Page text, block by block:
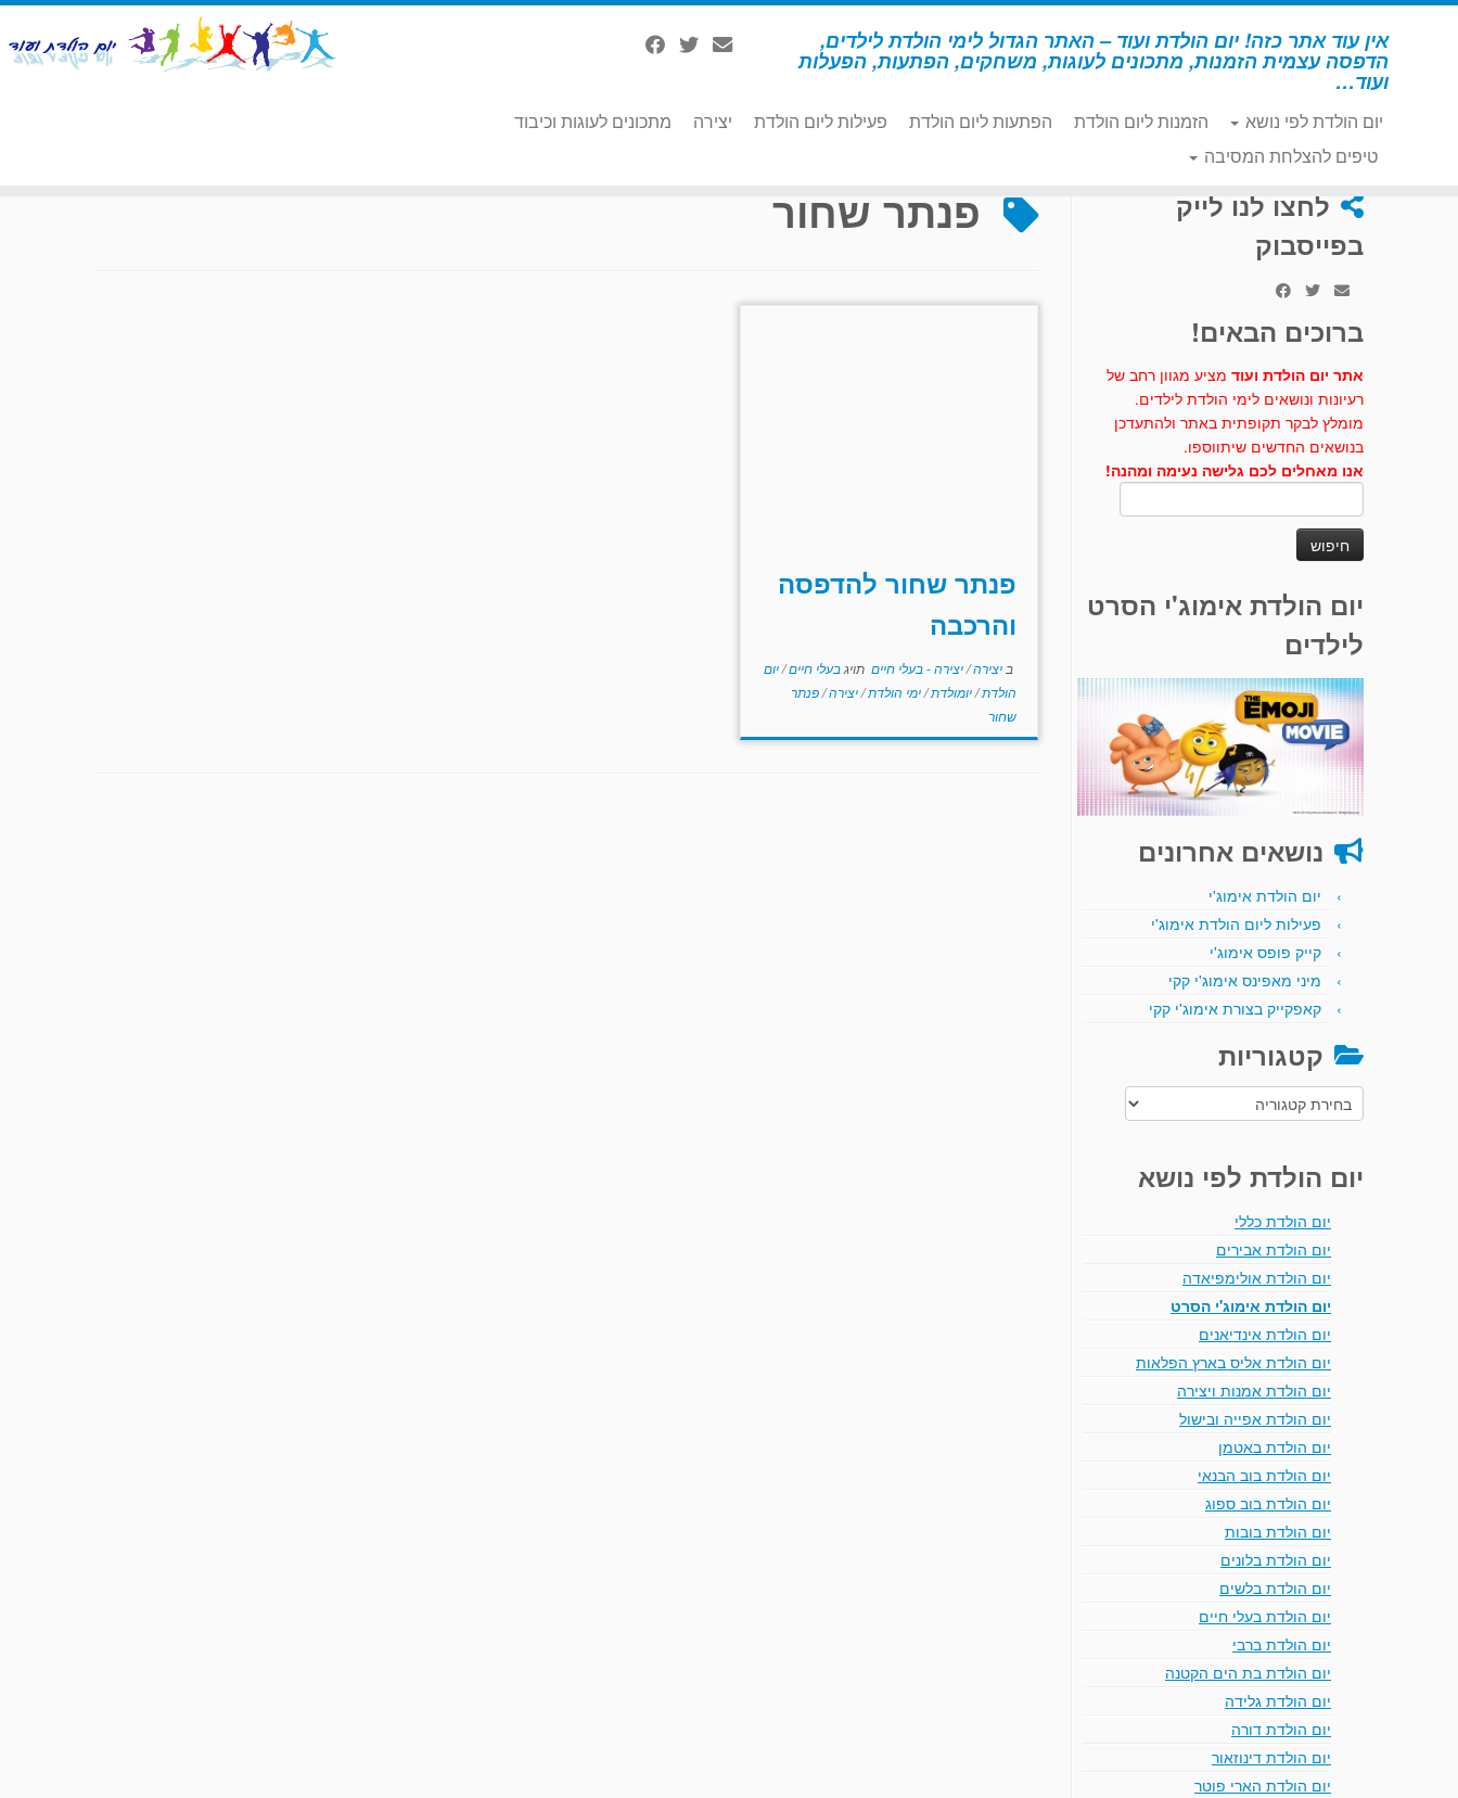
דלג
אין עוד אתר כזה! יום הולדת ועוד – האתר הגדול לימי הולדת לילדים,
הדפסה עצמית הזמנות, מתכונים לעוגות, משחקים, הפתעות, הפעלות
ועוד…
יום הולדת לפי נושא הזמנות ליום הולדת הפתעות ליום הולדת פעילות ליום הולדת יצירה
מתכונים לעוגות וכיבוד
טיפים להצלחת המסיבה
דף הבית » פנתר שחור
לחצו לנו לייק
בפייסבוק
ברוכים הבאים!
אתר יום הולדת ועוד מציע מגוון רחב של
רעיונות ונושאים לימי הולדת לילדים.
מומלץ לבקר תקופתית באתר ולהתעדכן
בנושאים החדשים שיתווספו.
אנו מאחלים לכם גלישה נעימה ומהנה!
יום הולדת אימוג'י הסרט
לילדים
נושאים אחרונים
יום הולדת אימוג'י
פעילות ליום הולדת אימוג'י
קייק פופס אימוג'י
מיני מאפינס אימוג'י קקי
קאפקייק בצורת אימוג'י קקי
קטגוריות
קטגוריות
יום הולדת לפי נושא
יום הולדת כללי
יום הולדת אבירים
יום הולדת אולימפיאדה
יום הולדת אימוג'י הסרט
יום הולדת אינדיאנים
יום הולדת אליס בארץ הפלאות
יום הולדת אמנות ויצירה
יום הולדת אפייה ובישול
יום הולדת באטמן
יום הולדת בוב הבנאי
יום הולדת בוב ספוג
יום הולדת בובות
יום הולדת בלונים
יום הולדת בלשים
יום הולדת בעלי חיים
יום הולדת ברבי
יום הולדת בת הים הקטנה
יום הולדת גלידה
יום הולדת דורה
יום הולדת דינוזאור
יום הולדת הארי פוטר
פנתר שחור
פנתר שחור להדפסה
והרכבה
ביצירה/יצירה - בעלי חיים תויגבעלי חיים/יום
הולדת/יומולדת/ימי הולדת/יצירה/פנתר
שחור